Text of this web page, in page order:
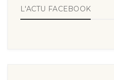
L'ACTU FACEBOOK